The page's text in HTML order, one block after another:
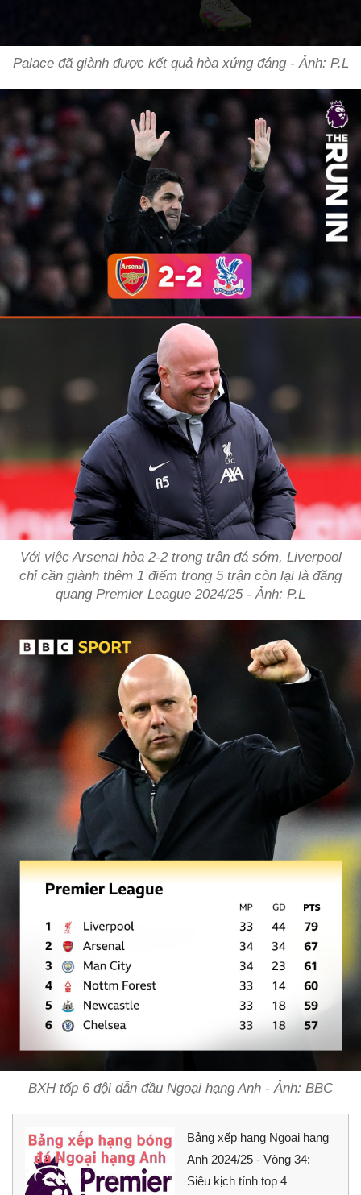
Palace đã giành được kết quả hòa xứng đáng - Ảnh: P.L
Với việc Arsenal hòa 2-2 trong trận đá sớm, Liverpool
chỉ cần giành thêm 1 điểm trong 5 trận còn lại là đăng
quang Premier League 2024/25 - Ảnh: P.L
BXH tốp 6 đội dẫn đầu Ngoại hạng Anh - Ảnh: BBC
Bảng xếp hạng Ngoại hạng
Anh 2024/25 - Vòng 34:
Siêu kịch tính top 4